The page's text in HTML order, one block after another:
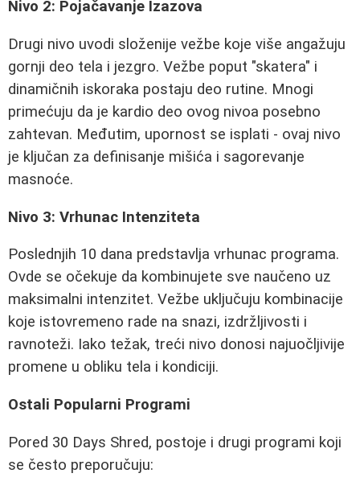
Nivo 2: Pojačavanje Izazova
Drugi nivo uvodi složenije vežbe koje više angažuju
gornji deo tela i jezgro. Vežbe poput "skatera" i
dinamičnih iskoraka postaju deo rutine. Mnogi
primećuju da je kardio deo ovog nivoa posebno
zahtevan. Međutim, upornost se isplati - ovaj nivo
je ključan za definisanje mišića i sagorevanje
masnoće.
Nivo 3: Vrhunac Intenziteta
Poslednjih 10 dana predstavlja vrhunac programa.
Ovde se očekuje da kombinujete sve naučeno uz
maksimalni intenzitet. Vežbe uključuju kombinacije
koje istovremeno rade na snazi, izdržljivosti i
ravnoteži. Iako težak, treći nivo donosi najuočljivije
promene u obliku tela i kondiciji.
Ostali Popularni Programi
Pored 30 Days Shred, postoje i drugi programi koji
se često preporučuju: